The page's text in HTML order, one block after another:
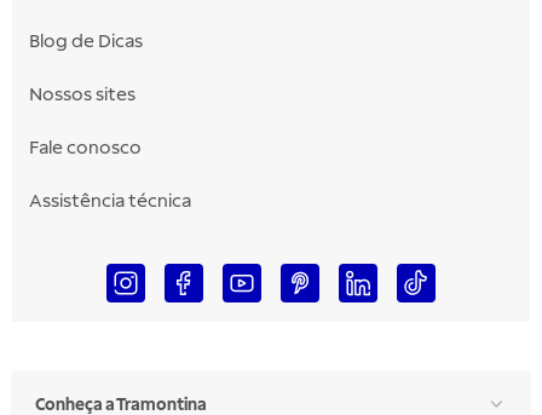
Blog de Dicas
Nossos sites
Fale conosco
Assistência técnica
Conheça a Tramontina